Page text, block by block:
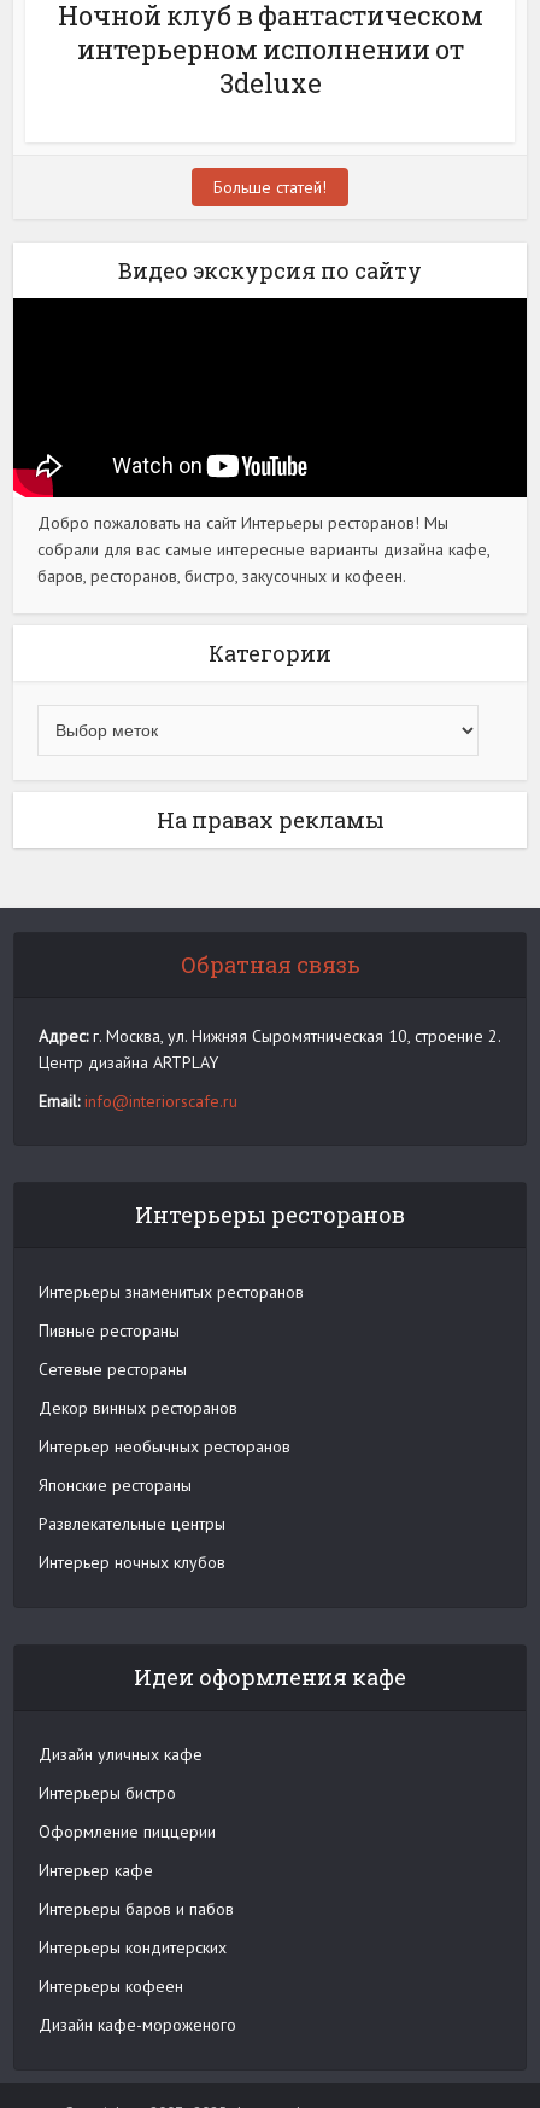
Ночной клуб в фантастическом
интерьерном исполнении от
3deluxe
Больше статей!
Видео экскурсия по сайту
Добро пожаловать на сайт Интерьеры ресторанов! Мы
собрали для вас самые интересные варианты дизайна кафе,
баров, ресторанов, бистро, закусочных и кофеен.
Категории
На правах рекламы
Обратная связь
Адрес:г. Москва, ул. Нижняя Сыромятническая 10, строение 2.
Центр дизайна ARTPLAY
Email: info@interiorscafe.ru
Интерьеры ресторанов
Интерьеры знаменитых ресторанов
Пивные рестораны
Сетевые рестораны
Декор винных ресторанов
Интерьер необычных ресторанов
Японские рестораны
Развлекательные центры
Интерьер ночных клубов
Идеи оформления кафе
Дизайн уличных кафе
Интерьеры бистро
Оформление пиццерии
Интерьер кафе
Интерьеры баров и пабов
Интерьеры кондитерских
Интерьеры кофеен
Дизайн кафе-мороженого